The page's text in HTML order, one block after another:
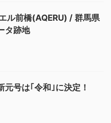
ル前橋(AQERU) / 群馬県
タ跡地
元号は｢令和｣に決定！